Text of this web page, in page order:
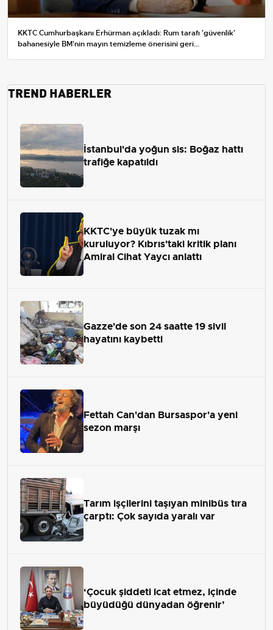
KKTC Cumhurbaşkanı Erhürman açıkladı: Rum tarafı 'güvenlik'
bahanesiyle BM'nin mayın temizleme önerisini geri...
TREND HABERLER
İstanbul'da yoğun sis: Boğaz hattı
trafiğe kapatıldı
KKTC'ye büyük tuzak mı
kuruluyor? Kıbrıs'taki kritik planı
Amiral Cihat Yaycı anlattı
Gazze'de son 24 saatte 19 sivil
hayatını kaybetti
Fettah Can'dan Bursaspor'a yeni
sezon marşı
Tarım işçilerini taşıyan minibüs tıra
çarptı: Çok sayıda yaralı var
‘Çocuk şiddeti icat etmez, içinde
büyüdüğü dünyadan öğrenir’